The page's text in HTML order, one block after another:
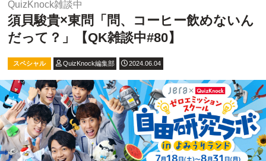
QuizKnock雑談中
須貝駿貴×東問「問、コーヒー飲めないん
だって？」【QK雑談中#80】
スペシャル QuizKnock編集部 2024.06.04